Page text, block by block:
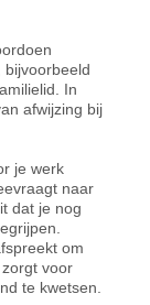
bijvoorbeeld
In
afwijzing bij
je werk
naar
dat je nog
om
voor
te kwetsen.